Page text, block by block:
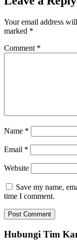
Your email address
marked *
Comment *
Name *
Email *
Website
Save my name,
time I comment.
Hubungi Tim